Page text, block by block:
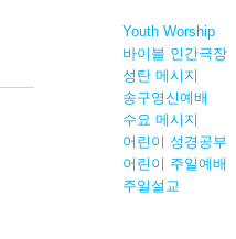
Youth Worship
바이블 인간극장
성탄 메시지
송구영신예배
수요 메시지
어린이 성경공부
어린이 주일예배
주일설교